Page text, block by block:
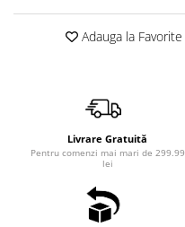
Adauga la Favorite
Livrare Gratuită
Pentru comenzi mai mari de 299.99
lei